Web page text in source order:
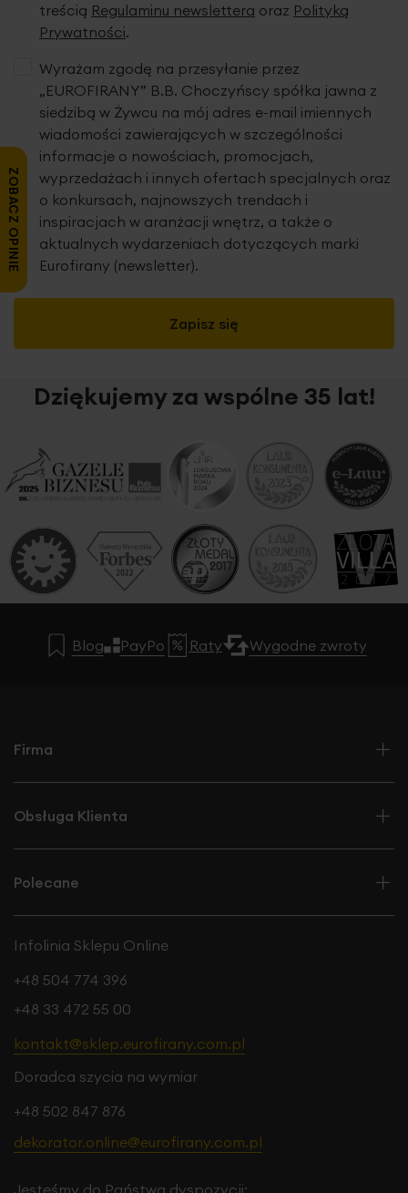
treścią Regulaminu newslettera oraz Polityką
Prywatności.
Zapisz się
Wyrażam zgodę na przesyłanie przez
„EUROFIRANY” B.B. Choczyńscy spółka jawna z
siedzibą w Żywcu na mój adres e-mail imiennych
wiadomości zawierających w szczególności
informacje o nowościach, promocjach,
wyprzedażach i innych ofertach specjalnych oraz
o konkursach, najnowszych trendach i
inspiracjach w aranżacji wnętrz, a także o
aktualnych wydarzeniach dotyczących marki
Eurofirany (newsletter).
Dziękujemy za wspólne 35 lat!
Blog PayPo Raty Wygodne zwroty
Firma
Obsługa Klienta
Polecane
Infolinia Sklepu Online
+48 504 774 396
+48 33 472 55 00
kontakt@sklep.eurofirany.com.pl
Doradca szycia na wymiar
+48 502 847 876
dekorator.online@eurofirany.com.pl
Jesteśmy do Państwa dyspozycji:
ZOBACZ OPINIE